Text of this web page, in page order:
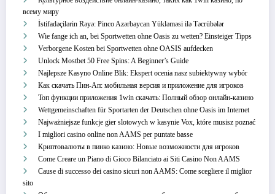
всему миру
İstifadəçilərin Rəyə: Pinco Azərbaycan Yükləməsi ilə Təcrübələr
Wie fange ich an, bei Sportwetten ohne Oasis zu wetten? Einsteiger Tipps
Verborgene Kosten bei Sportwetten ohne OASIS aufdecken
Unlock Mostbet 50 Free Spins: A Beginner’s Guide
Najlepsze Kasyno Online Blik: Ekspert ocenia nasz subiektywny wybór
Как скачать Пин-Ап: мобильная версия и приложение для игроков
Топ функции приложения 1win скачать: Полный обзор онлайн-казино
Wettgemeinschaften für Sportarten der Deutschen ohne Oasis im Internet
Najważniejsze funkcje gier slotowych w kasynie Vox, które musisz poznać
I migliori casino online non AAMS per puntate basse
Криптовалюты в пинко казино: Новые возможности для игроков
Come Creare un Piano di Gioco Bilanciato ai Siti Casino Non AAMS
Cause di successo dei casino sicuri non AAMS: Come scegliere il miglior
sito